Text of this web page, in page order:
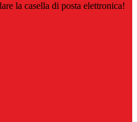
la casella di posta elettronica!